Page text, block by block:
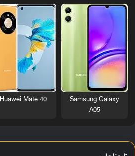
Samsung Galaxy
A05
Huawei Mate 40